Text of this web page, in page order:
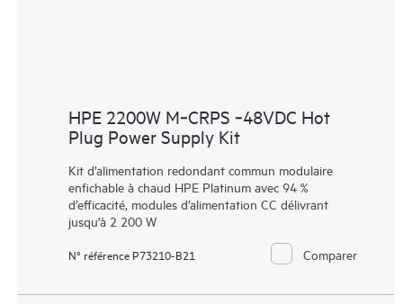
HPE 2200W M‑CRPS ‑48VDC Hot
Plug Power Supply Kit
Kit d’alimentation redondant commun modulaire
enfichable à chaud HPE Platinum avec 94 %
d’efficacité, modules d’alimentation CC délivrant
jusqu’à 2 200 W
N° référence P73210-B21 Comparer